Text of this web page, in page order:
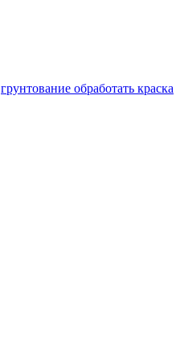
грунтование обработать краска